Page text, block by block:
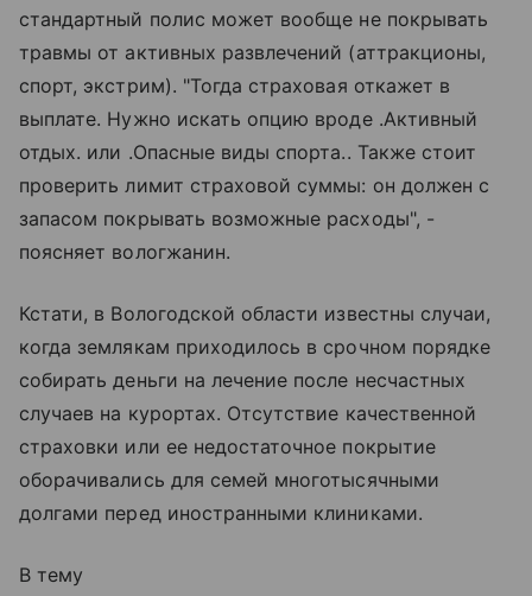
стандартный полис может вообще не покрывать
травмы от активных развлечений (аттракционы,
спорт, экстрим). "Тогда страховая откажет в
выплате. Нужно искать опцию вроде .Активный
отдых. или .Опасные виды спорта.. Также стоит
проверить лимит страховой суммы: он должен с
запасом покрывать возможные расходы", -
поясняет вологжанин.
Кстати, в Вологодской области известны случаи,
когда землякам приходилось в срочном порядке
собирать деньги на лечение после несчастных
случаев на курортах. Отсутствие качественной
страховки или ее недостаточное покрытие
оборачивались для семей многотысячными
долгами перед иностранными клиниками.
В тему